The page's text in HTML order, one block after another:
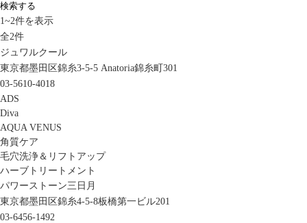
検索する
1~2件を表示
全2件
ジュワルクール
東京都墨田区錦糸3-5-5 Anatoria錦糸町301
03-5610-4018
ADS
Diva
AQUA VENUS
角質ケア
毛穴洗浄＆リフトアップ
ハーブトリートメント
パワーストーン三日月
東京都墨田区錦糸4-5-8板橋第一ビル201
03-6456-1492